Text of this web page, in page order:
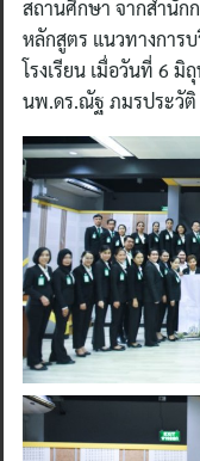
สถานศึกษา จากสำนัก
หลักสูตร แนวทางการ
โรงเรียน เมื่อวันที่ 6
นพ.ดร.ณัฐ ภมรประวัติ